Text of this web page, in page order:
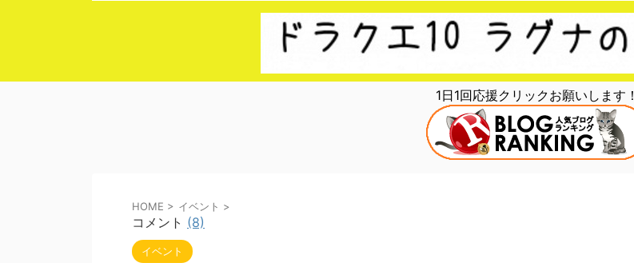
1日1回応援クリックお願いします！
HOME > イベント >
コメント (8)
イベント